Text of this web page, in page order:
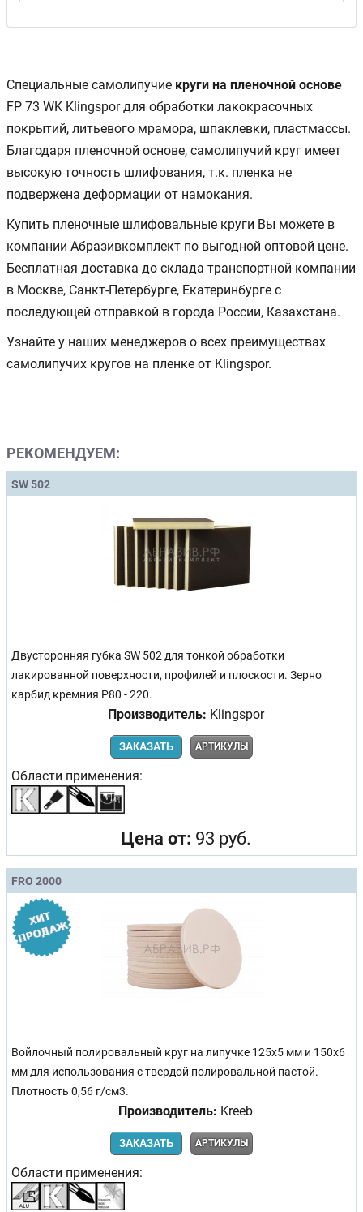
Специальные самолипучие круги на пленочной основе
FP 73 WK Klingspor для обработки лакокрасочных
покрытий, литьевого мрамора, шпаклевки, пластмассы.
Благодаря пленочной основе, самолипучий круг имеет
высокую точность шлифования, т.к. пленка не
подвержена деформации от намокания.
Купить пленочные шлифовальные круги Вы можете в
компании Абразивкомплект по выгодной оптовой цене.
Бесплатная доставка до склада транспортной компании
в Москве, Санкт-Петербурге, Екатеринбурге с
последующей отправкой в города России, Казахстана.
Узнайте у наших менеджеров о всех преимуществах
самолипучих кругов на пленке от Klingspor.
РЕКОМЕНДУЕМ:
SW 502
Двусторонняя губка SW 502 для тонкой обработки
лакированной поверхности, профилей и плоскости. Зерно
карбид кремния Р80 - 220.
Производитель: Klingspor
ЗАКАЗАТЬ АРТИКУЛЫ
Области применения:
Цена от: 93 руб.
FRO 2000
Войлочный полировальный круг на липучке 125x5 мм и 150x6
мм для использования с твердой полировальной пастой.
Плотность 0,56 г/см3.
Производитель: Kreeb
ЗАКАЗАТЬ АРТИКУЛЫ
Области применения: